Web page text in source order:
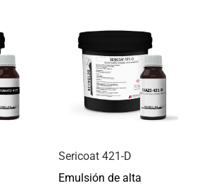
Sericoat 421-D
Emulsión de alta